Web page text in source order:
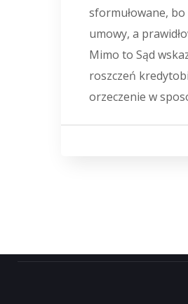
sformułowane,
umowy, a
Mimo to Sąd
roszczeń
orzeczenie w